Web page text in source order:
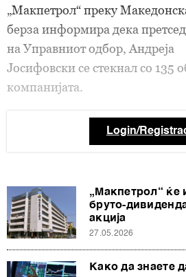
„Макпетрол“ преку
берза информира дека
на Управниот одбор, Андреја
Јосифовски се стекнал со 135
компанијата.
Login/
„Макпетрол“ ќе
бруто-
акција
27.05.2026
Како да знаете